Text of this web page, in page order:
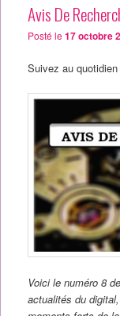
Avis De
Posté le 17 octobre
Suivez au
Voici le numéro 8
actualités du